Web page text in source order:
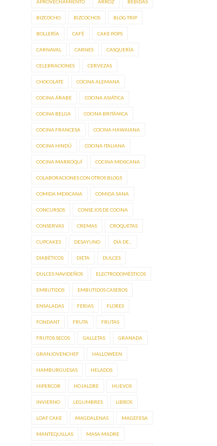
APROVECHAMIENTO ARROZ BEBIDAS
BIZCOCHO BIZCOCHOS BLOG TRIP
BOLLERÍA CAFÉ CAKE POPS
CARNAVAL CARNES CASQUERÍA
CELEBRACIONES CERVEZAS
CHOCOLATE COCINA ALEMANA
COCINA ÁRABE COCINA ASIÁTICA
COCINA BELGA COCINA BRITÁNICA
COCINA FRANCESA COCINA HAWAIANA
COCINA HINDÚ COCINA ITALIANA
COCINA MARROQUÍ COCINA MEXICANA
COLABORACIONES CON OTROS BLOGS
COMIDA MEXICANA COMIDA SANA
CONCURSOS CONSEJOS DE COCINA
CONSERVAS CREMAS CROQUETAS
CUPCAKES DESAYUNO DÍA DE...
DIABÉTICOS DIETA DULCES
DULCES NAVIDEÑOS ELECTRODOMÉSTICOS
EMBUTIDOS EMBUTIDOS CASEROS
ENSALADAS FERIAS FLORES
FONDANT FRUTA FRUTAS
FRUTOS SECOS GALLETAS GRANADA
GRANJOVENCHEF HALLOWEEN
HAMBURGUESAS HELADOS
HIPERCOR HOJALDRE HUEVOS
INVIERNO LEGUMBRES LIBROS
LOAF CAKE MAGDALENAS MAGEFESA
MANTEQUILLAS MASA MADRE